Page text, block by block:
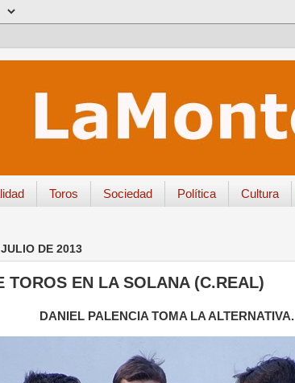
Toros Sociedad Política Cultura
DE 2013
TOROS EN LA SOLANA (C.REAL)
DANIEL PALENCIA TOMA LA ALTERNATIVA.